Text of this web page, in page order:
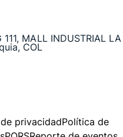
MALL INDUSTRIAL LA
COL
privacidadPolítica de